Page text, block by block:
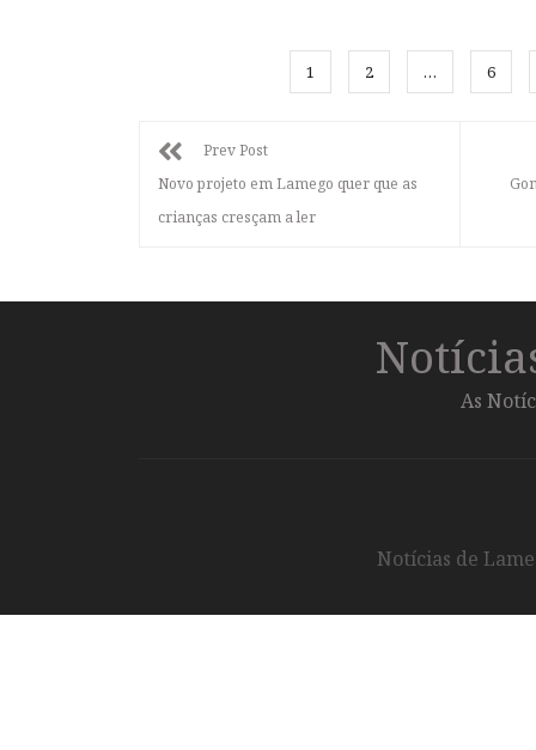
1 2 … 6
Prev Post
Novo projeto em Lamego quer que as
crianças cresçam a ler
As
Notícias de